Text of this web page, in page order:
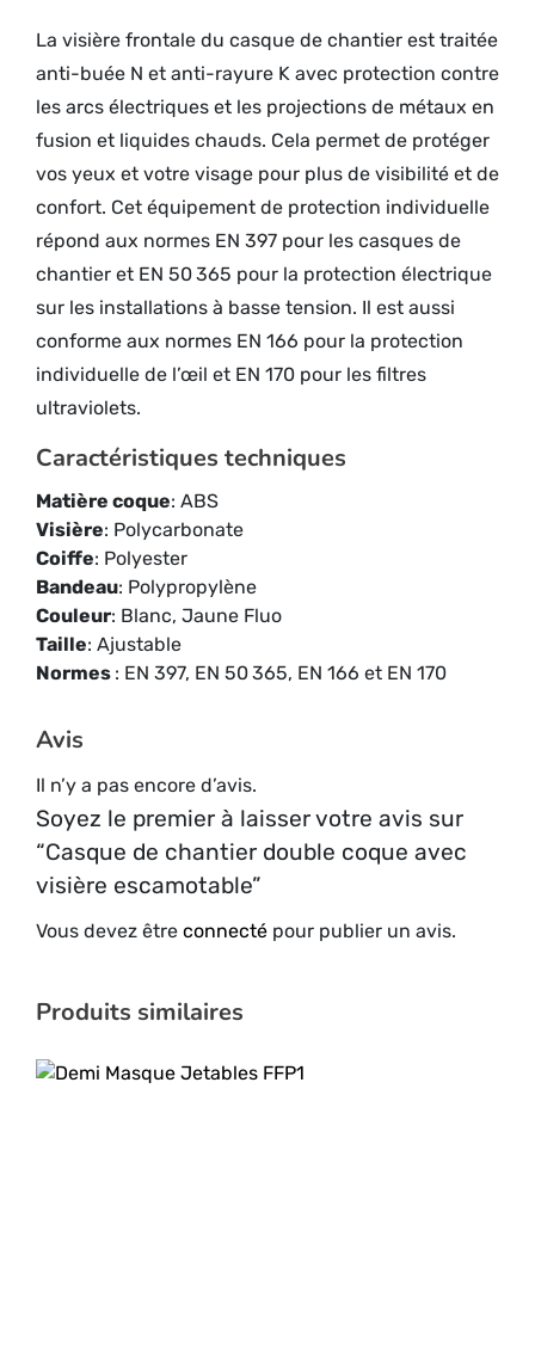
La visière frontale du casque de chantier est traitée
anti-buée N et anti-rayure K avec protection contre
les arcs électriques et les projections de métaux en
fusion et liquides chauds. Cela permet de protéger
vos yeux et votre visage pour plus de visibilité et de
confort. Cet équipement de protection individuelle
répond aux normes EN 397 pour les casques de
chantier et EN 50 365 pour la protection électrique
sur les installations à basse tension. Il est aussi
conforme aux normes EN 166 pour la protection
individuelle de l’œil et EN 170 pour les filtres
ultraviolets.
Caractéristiques techniques
Matière coque: ABS
Visière: Polycarbonate
Coiffe: Polyester
Bandeau: Polypropylène
Couleur: Blanc, Jaune Fluo
Taille: Ajustable
Normes : EN 397, EN 50 365, EN 166 et EN 170
Avis
Il n’y a pas encore d’avis.
Soyez le premier à laisser votre avis sur
“Casque de chantier double coque avec
visière escamotable”
Vous devez être connecté pour publier un avis.
Produits similaires